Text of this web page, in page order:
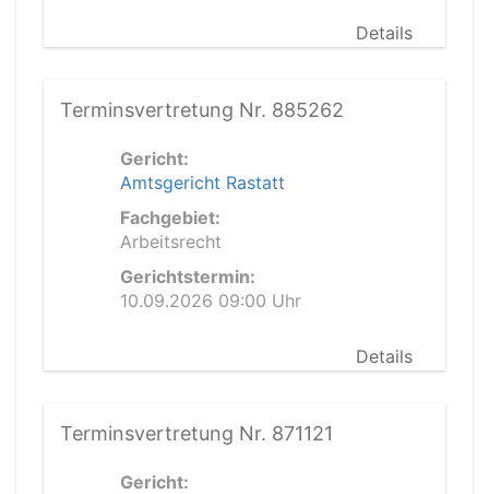
Details
Terminsvertretung Nr. 885262
Gericht:
Amtsgericht Rastatt
Fachgebiet:
Arbeitsrecht
Gerichtstermin:
10.09.2026 09:00 Uhr
Details
Terminsvertretung Nr. 871121
Gericht: